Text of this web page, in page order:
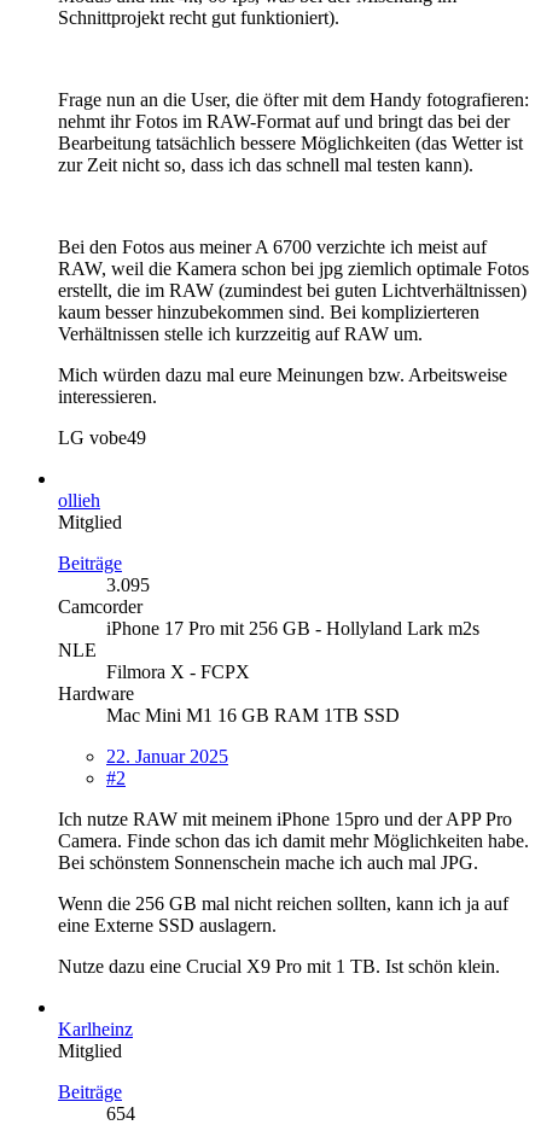
Schnittprojekt recht gut funktioniert).
Frage nun an die User, die öfter mit dem Handy fotografieren:
nehmt ihr Fotos im RAW-Format auf und bringt das bei der
Bearbeitung tatsächlich bessere Möglichkeiten (das Wetter ist
zur Zeit nicht so, dass ich das schnell mal testen kann).
Bei den Fotos aus meiner A 6700 verzichte ich meist auf
RAW, weil die Kamera schon bei jpg ziemlich optimale Fotos
erstellt, die im RAW (zumindest bei guten Lichtverhältnissen)
kaum besser hinzubekommen sind. Bei komplizierteren
Verhältnissen stelle ich kurzzeitig auf RAW um.
Mich würden dazu mal eure Meinungen bzw. Arbeitsweise
interessieren.
LG vobe49
ollieh
Mitglied
Beiträge
3.095
Camcorder
iPhone 17 Pro mit 256 GB - Hollyland Lark m2s
NLE
Filmora X - FCPX
Hardware
Mac Mini M1 16 GB RAM 1TB SSD
22. Januar 2025
#2
Ich nutze RAW mit meinem iPhone 15pro und der APP Pro
Camera. Finde schon das ich damit mehr Möglichkeiten habe.
Bei schönstem Sonnenschein mache ich auch mal JPG.
Wenn die 256 GB mal nicht reichen sollten, kann ich ja auf
eine Externe SSD auslagern.
Nutze dazu eine Crucial X9 Pro mit 1 TB. Ist schön klein.
Karlheinz
Mitglied
Beiträge
654